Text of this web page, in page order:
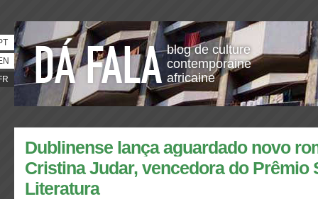
blog de culture
contemporaine
africaine
Dublinense lança aguardado novo
Cristina Judar, vencedora do Prêmio
Literatura